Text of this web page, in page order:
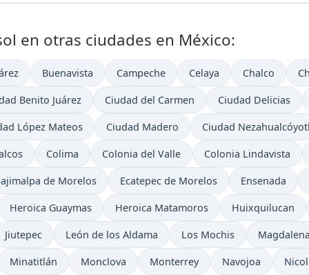
en otras ciudades en México:
Buenavista Campeche Celaya Chalco
Benito Juárez Ciudad del Carmen Ciudad Delicias
López Mateos Ciudad Madero Ciudad
Colima Colonia del Valle Colonia Lindavista
de Morelos Ecatepec de Morelos Ensenada
Heroica Guaymas Heroica Matamoros Huixquilucan
Jiutepec León de los Aldama Los Mochis
Minatitlán Monclova Monterrey Navojoa